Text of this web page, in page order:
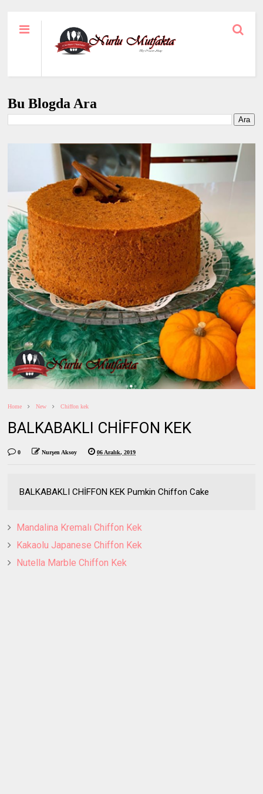
Bu Blogda Ara
Home New Chiffon kek
BALKABAKLI CHİFFON KEK
0 Nurşen Aksoy 06 Aralık, 2019
BALKABAKLI CHİFFON KEK Pumkin Chiffon Cake
Mandalina Kremalı Chiffon Kek
Kakaolu Japanese Chiffon Kek
Nutella Marble Chiffon Kek